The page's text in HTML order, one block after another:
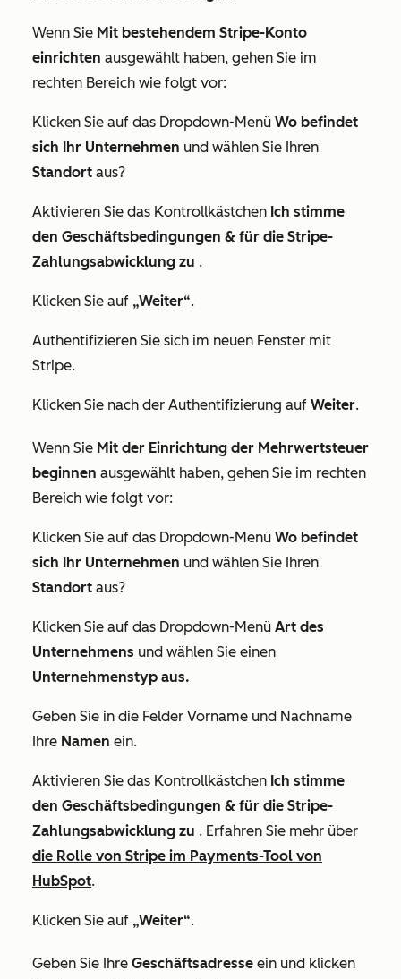
Wenn Sie Mit bestehendem Stripe-Konto
einrichten ausgewählt haben, gehen Sie im
rechten Bereich wie folgt vor:
Klicken Sie auf das Dropdown-Menü Wo befindet
sich Ihr Unternehmen und wählen Sie Ihren
Standort aus?
Aktivieren Sie das Kontrollkästchen Ich stimme
den Geschäftsbedingungen & für die Stripe-
Zahlungsabwicklung zu .
Klicken Sie auf „Weiter“.
Authentifizieren Sie sich im neuen Fenster mit
Stripe.
Klicken Sie nach der Authentifizierung auf Weiter.
Wenn Sie Mit der Einrichtung der Mehrwertsteuer
beginnen ausgewählt haben, gehen Sie im rechten
Bereich wie folgt vor:
Klicken Sie auf das Dropdown-Menü Wo befindet
sich Ihr Unternehmen und wählen Sie Ihren
Standort aus?
Klicken Sie auf das Dropdown-Menü Art des
Unternehmens und wählen Sie einen
Unternehmenstyp aus.
Geben Sie in die Felder Vorname und Nachname
Ihre Namen ein.
Aktivieren Sie das Kontrollkästchen Ich stimme
den Geschäftsbedingungen & für die Stripe-
Zahlungsabwicklung zu . Erfahren Sie mehr über
die Rolle von Stripe im Payments-Tool von
HubSpot.
Klicken Sie auf „Weiter“.
Geben Sie Ihre Geschäftsadresse ein und klicken